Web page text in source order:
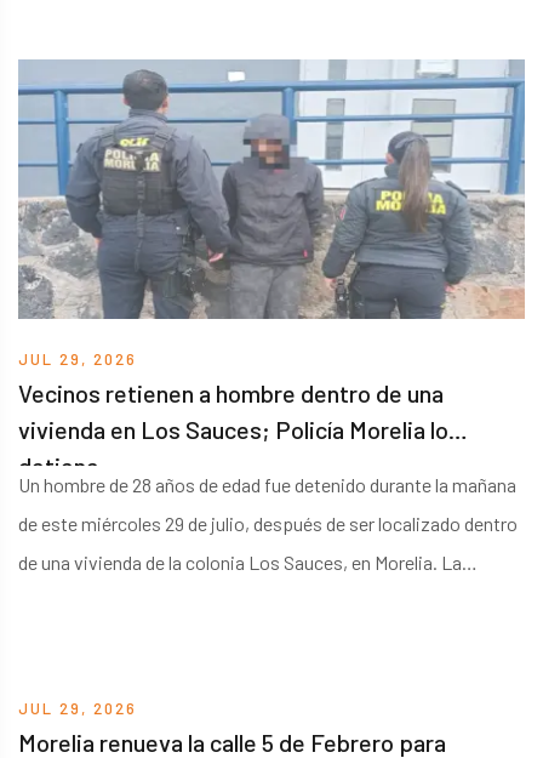
Manzo. La captura fue confirmada por el secretario de
Seguridad, Omar García Harfuch.
JUL 29, 2026
Vecinos retienen a hombre dentro de una
vivienda en Los Sauces; Policía Morelia lo
detiene
Un hombre de 28 años de edad fue detenido durante la mañana
de este miércoles 29 de julio, después de ser localizado dentro
de una vivienda de la colonia Los Sauces, en Morelia. La
particular.
JUL 29, 2026
Morelia renueva la calle 5 de Febrero para